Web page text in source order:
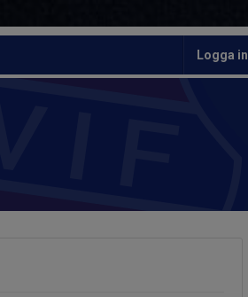
Logga in